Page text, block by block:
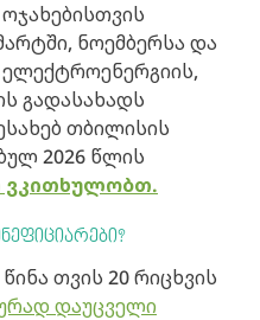
ნოემბერსა და
გადასახადს
თბილისის
2026 წლის
ვკითხულობთ.
თვის 20 რიცხვის
დაუცველი